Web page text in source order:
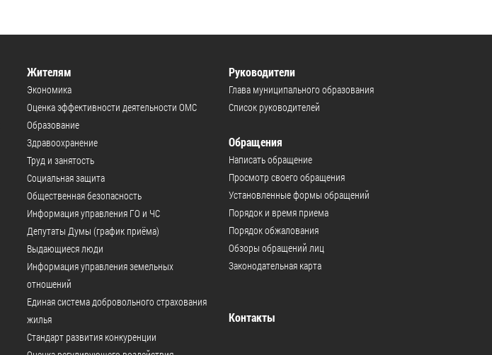
Жителям
Экономика
Оценка эффективности деятельности ОМС
Образование
Здравоохранение
Труд и занятость
Социальная защита
Общественная безопасность
Информация управления ГО и ЧС
Депутаты Думы (график приёма)
Выдающиеся люди
Информация управления земельных
отношений
Единая система добровольного страхования
жилья
Стандарт развития конкуренции
Руководители
Глава муниципального образования
Список руководителей
Обращения
Написать обращение
Просмотр своего обращения
Установленные формы обращений
Порядок и время приема
Порядок обжалования
Обзоры обращений лиц
Законодательная карта
Контакты